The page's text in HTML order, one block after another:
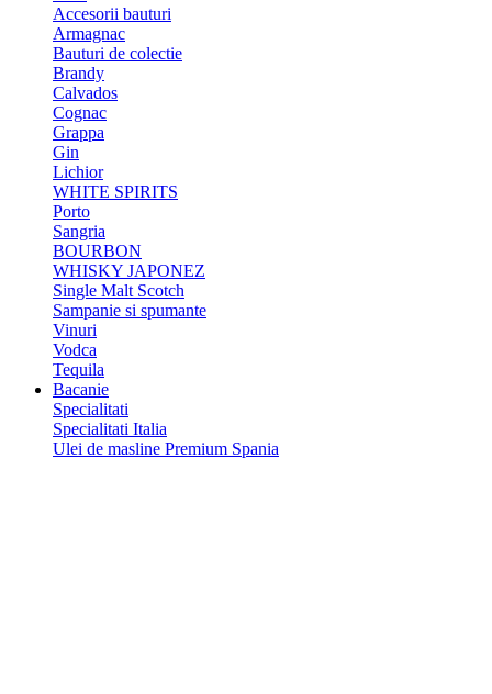
Accesorii bauturi
Armagnac
Bauturi de colectie
Brandy
Calvados
Cognac
Grappa
Gin
Lichior
WHITE SPIRITS
Porto
Sangria
BOURBON
WHISKY JAPONEZ
Single Malt Scotch
Sampanie si spumante
Vinuri
Vodca
Tequila
Bacanie
Specialitati
Specialitati Italia
Ulei de masline Premium Spania